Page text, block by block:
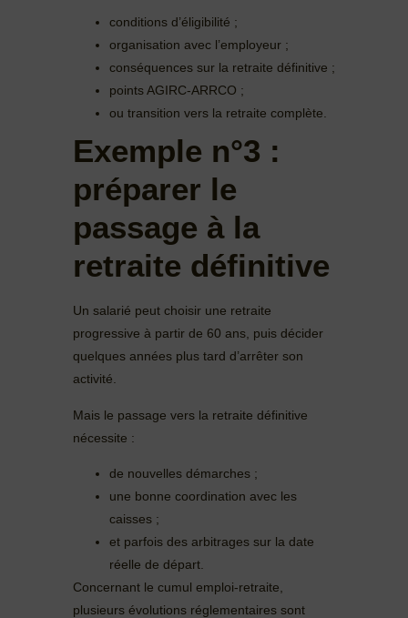
conditions d’éligibilité ;
organisation avec l’employeur ;
conséquences sur la retraite définitive ;
points AGIRC-ARRCO ;
ou transition vers la retraite complète.
Exemple n°3 :
préparer le
passage à la
retraite définitive
Un salarié peut choisir une retraite
progressive à partir de 60 ans, puis décider
quelques années plus tard d’arrêter son
activité.
Mais le passage vers la retraite définitive
nécessite :
de nouvelles démarches ;
une bonne coordination avec les
caisses ;
et parfois des arbitrages sur la date
réelle de départ.
Concernant le cumul emploi-retraite,
plusieurs évolutions réglementaires sont